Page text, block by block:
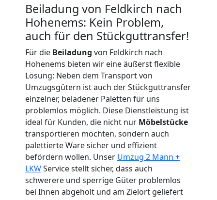
Beiladung von Feldkirch nach
Hohenems: Kein Problem,
auch für den Stückguttransfer!
Für die Beiladung von Feldkirch nach
Hohenems bieten wir eine äußerst flexible
Lösung: Neben dem Transport von
Umzugsgütern ist auch der Stückguttransfer
einzelner, beladener Paletten für uns
problemlos möglich. Diese Dienstleistung ist
ideal für Kunden, die nicht nur Möbelstücke
transportieren möchten, sondern auch
palettierte Ware sicher und effizient
befördern wollen. Unser Umzug 2 Mann +
LKWService stellt sicher, dass auch
schwerere und sperrige Güter problemlos
bei Ihnen abgeholt und am Zielort geliefert
Feldkirch
Tragehilfe
Feldkirch
Kleiner
Umzug
Feldkirch
Küchenumzug